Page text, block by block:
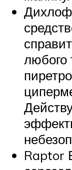
любого
Raptor